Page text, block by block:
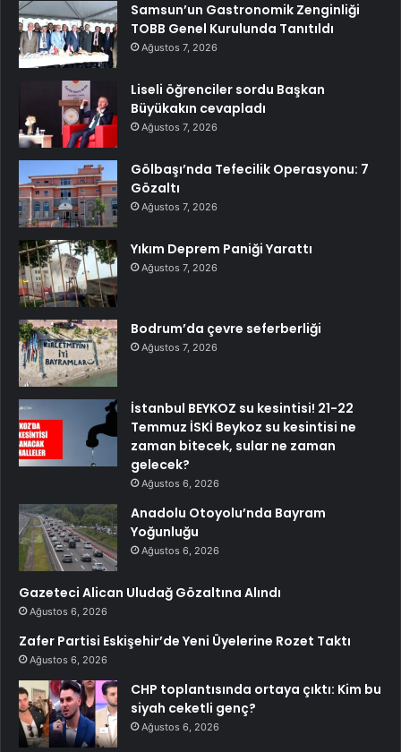
Samsun’un Gastronomik Zenginliği
TOBB Genel Kurulunda Tanıtıldı
Ağustos 7, 2026
Liseli öğrenciler sordu Başkan
Büyükakın cevapladı
Ağustos 7, 2026
Gölbaşı’nda Tefecilik Operasyonu: 7
Gözaltı
Ağustos 7, 2026
Yıkım Deprem Paniği Yarattı
Ağustos 7, 2026
Bodrum’da çevre seferberliği
Ağustos 7, 2026
İstanbul BEYKOZ su kesintisi! 21-22
Temmuz İSKİ Beykoz su kesintisi ne
zaman bitecek, sular ne zaman
gelecek?
Ağustos 6, 2026
Anadolu Otoyolu’nda Bayram
Yoğunluğu
Ağustos 6, 2026
Gazeteci Alican Uludağ Gözaltına Alındı
Ağustos 6, 2026
Zafer Partisi Eskişehir’de Yeni Üyelerine Rozet Taktı
Ağustos 6, 2026
CHP toplantısında ortaya çıktı: Kim bu
siyah ceketli genç?
Ağustos 6, 2026